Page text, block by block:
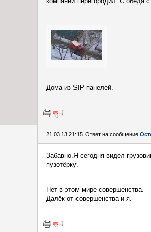
Дома из SIP-панелей.
21.03.13 21:15 Ответ на сообщение
Забавно.Я сегодня видел
пузотёрку.
Нет в этом мире совершенства.
Далёк от совершенства и я.